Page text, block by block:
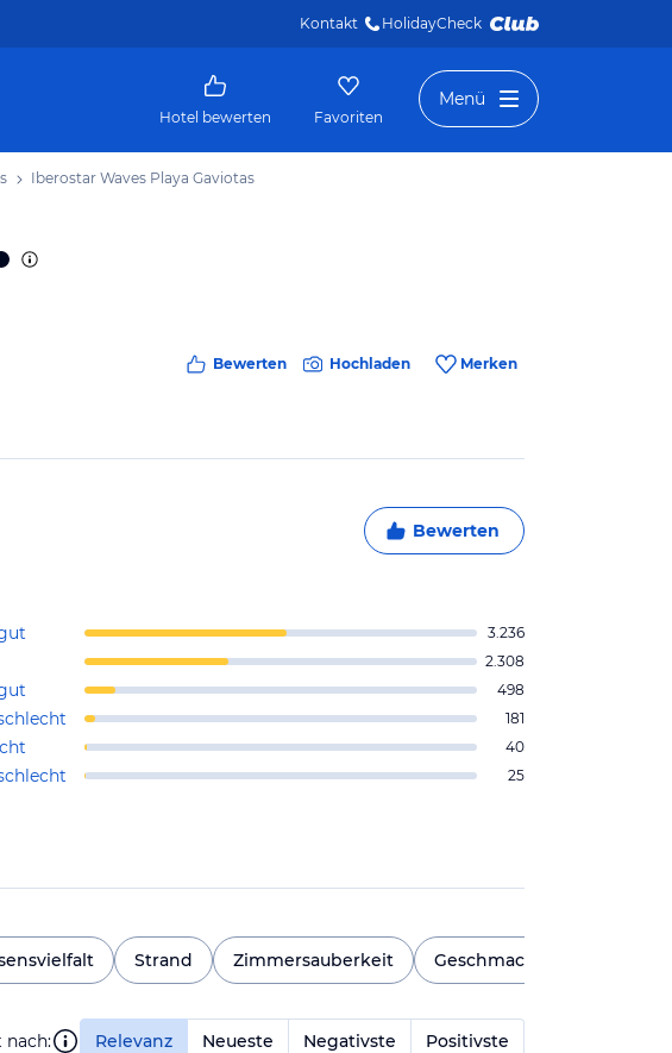
Kontakt HolidayCheck
Hotel bewerten Favoriten
Menü
Iberostar Waves Playa Gaviotas
Bewerten Hochladen Merken
Bewerten
3.236
2.308
498
181
40
25
Strand Zimmersauberkeit Geschmack
nach: Relevanz Neueste Negativste Positivste